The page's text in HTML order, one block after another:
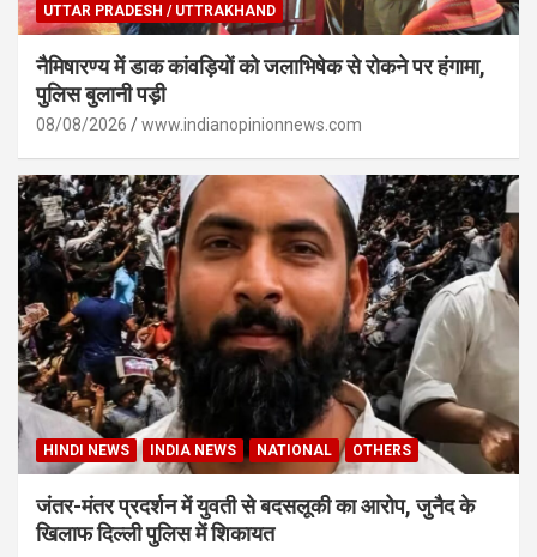
UTTAR PRADESH / UTTRAKHAND
नैमिषारण्य में डाक कांवड़ियों को जलाभिषेक से रोकने पर हंगामा,
पुलिस बुलानी पड़ी
08/08/2026 www.indianopinionnews.com
HINDI NEWS INDIA NEWS NATIONAL OTHERS
जंतर-मंतर प्रदर्शन में युवती से बदसलूकी का आरोप, जुनैद के
खिलाफ दिल्ली पुलिस में शिकायत